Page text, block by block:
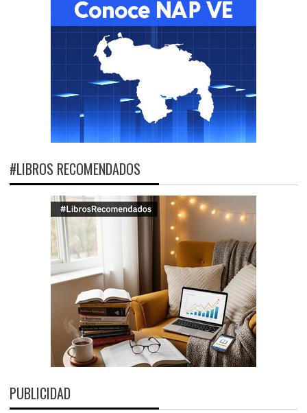
#LIBROS RECOMENDADOS
PUBLICIDAD